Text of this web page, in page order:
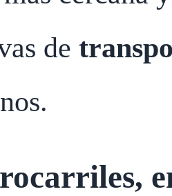
de